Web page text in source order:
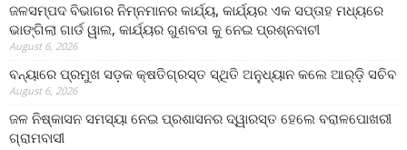
ଜଳସମ୍ପଦ ବିଭାଗର ନିମ୍ନମାନର କାର୍ଯ୍ୟ, କାର୍ଯ୍ୟର ଏକ ସପ୍ତାହ ମଧ୍ୟରେ
ଭାଙ୍ଗିଲା ଗାର୍ଡ ୱାଲ, କାର୍ଯ୍ୟର ଗୁଣବତା କୁ ନେଇ ପ୍ରଶ୍ନବାଚୀ
August 6, 2026
ବନ୍ୟାରେ ପ୍ରମୁଖ ସଡ଼କ କ୍ଷତିଗ୍ରସ୍ତ ସ୍ଥିତି ଅନୁଧ୍ୟାନ କଲେ ଆର୍‌ଡ଼ି ସଚିବ
August 6, 2026
ଜଳ ନିଷ୍କାସନ ସମସ୍ୟା ନେଇ ପ୍ରଶାସନର ଦ୍ୱାରସ୍ତ ହେଲେ ବରାଳପୋଖରୀ
ଗ୍ରାମବାସୀ